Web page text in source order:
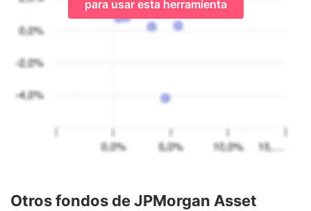
para usar esta herramienta
Otros fondos de JPMorgan Asset